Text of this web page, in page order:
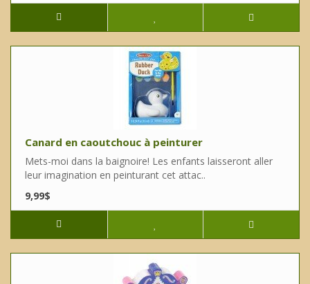
Canard en caoutchouc à peinturer
Mets-moi dans la baignoire! Les enfants laisseront aller
leur imagination en peinturant cet attac..
9,99$